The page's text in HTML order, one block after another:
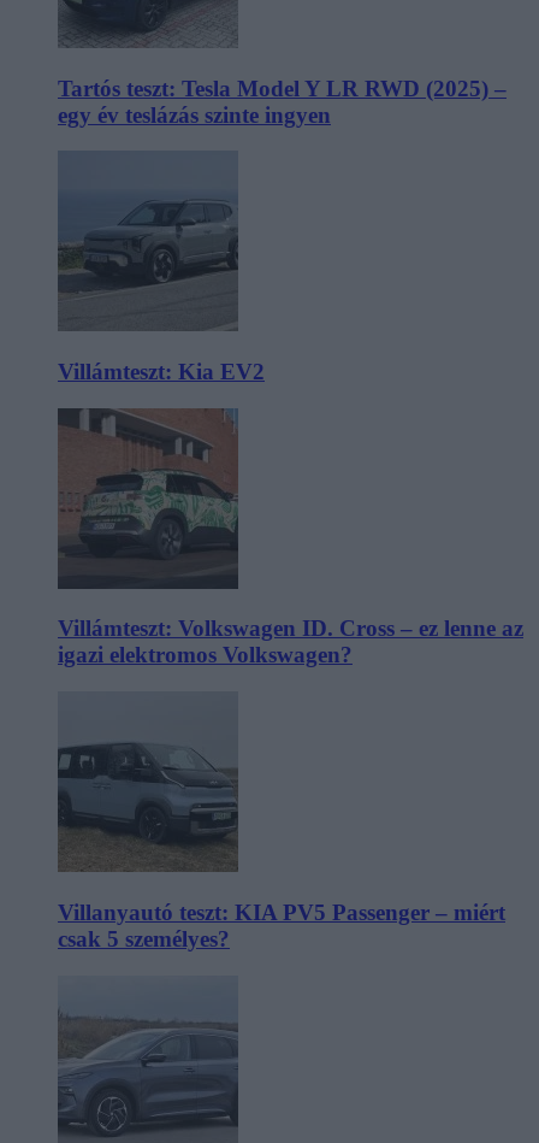
Tartós teszt: Tesla Model Y LR RWD (2025) –
egy év teslázás szinte ingyen
Villámteszt: Kia EV2
Villámteszt: Volkswagen ID. Cross – ez lenne az
igazi elektromos Volkswagen?
Villanyautó teszt: KIA PV5 Passenger – miért
csak 5 személyes?